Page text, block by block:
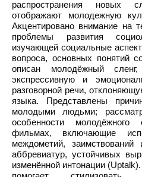
распространения новых
отображают молодежную
Акцентировано внимание на
проблемы развития
изучающей социальные
вопроса, основных понятий
описан молодёжный
экспрессивную и
разговорной речи,
языка. Представлены
молодыми людьми;
особенности
фильмах, включающие
междометий, заимствований
аббревиатур, устойчивых
изменённой интонации